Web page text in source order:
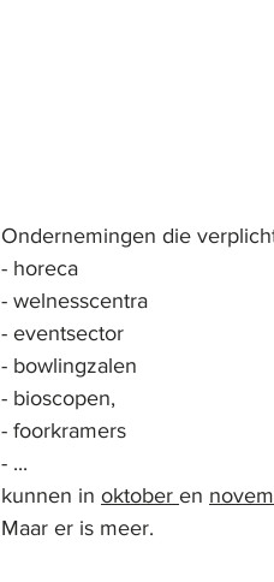
Ondernemingen die
- horeca
- welnesscentra
- eventsector
- bowlingzalen
- bioscopen,
- foorkramers
- ...
kunnen in oktober en
Maar er is meer.